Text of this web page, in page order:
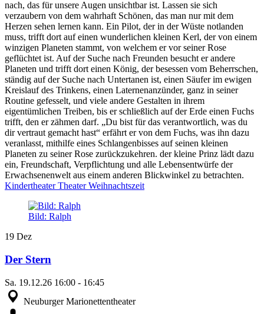
nach, das für unsere Augen unsichtbar ist. Lassen sie sich
verzaubern von dem wahrhaft Schönen, das man nur mit dem
Herzen sehen lernen kann. Ein Pilot, der in der Wüste notlanden
muss, trifft dort auf einen wunderlichen kleinen Kerl, der von einem
winzigen Planeten stammt, von welchem er vor seiner Rose
geflüchtet ist. Auf der Suche nach Freunden besucht er andere
Planeten und trifft dort einen König, der besessen vom Beherrschen,
ständig auf der Suche nach Untertanen ist, einen Säufer im ewigen
Kreislauf des Trinkens, einen Laternenanzünder, ganz in seiner
Routine gefesselt, und viele andere Gestalten in ihrem
eigentümlichen Treiben, bis er schließlich auf der Erde einen Fuchs
trifft, den er zähmen darf. „Du bist für das verantwortlich, was du
dir vertraut gemacht hast“ erfährt er von dem Fuchs, was ihn dazu
veranlasst, mithilfe eines Schlangenbisses auf seinen kleinen
Planeten zu seiner Rose zurückzukehren. der kleine Prinz lädt dazu
ein, Freundschaft, Verpflichtung und alle Lebensentwürfe der
Erwachsenenwelt aus einem anderen Blickwinkel zu betrachten.
KindertheaterTheaterWeihnachtszeit
Bild: Ralph
19 Dez
Der Stern
Sa. 19.12.26 16:00 - 16:45
Neuburger Marionettentheater